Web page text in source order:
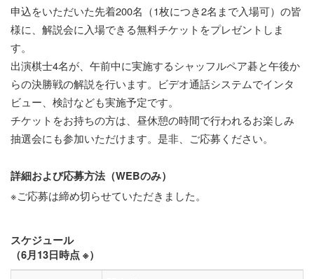
申込をいただいた先着200名（1枚につき2名まで入場可）の皆
様に、解説会に入場できる無料チケットをプレゼントしま
す。
出演棋士4名が、午前中に実施するシャッフルペア碁と午後か
らの決勝戦の解説を行います。ビデオ通話システムでインタ
ビュー、検討なども実施予定です。
チケットをお持ちの方は、昼休憩の時間で行われるお楽しみ
抽選会にも参加いただけます。是非、ご応募ください。
詳細および応募方法（WEBのみ）
※ご応募は締め切らせていただきました。
スケジュール
（6月13日時点 ※）